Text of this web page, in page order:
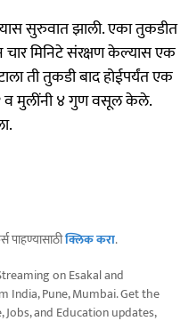
सुरुवात झाली. एका तुकडीत
चार मिनिटे संरक्षण केल्यास एक
ती तुकडी बाद होईपर्यंत एक
१ व मुलींनी ४ गुण वसूल केले.
पाहण्यासाठीक्लिक करा.
on Esakal and
India, Pune, Mumbai. Get the
and Education updates,